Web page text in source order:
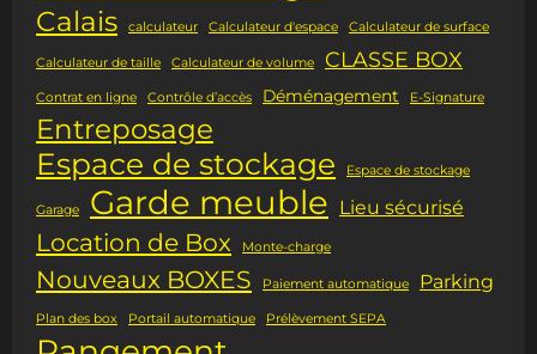
Calais calculateur Calculateur d'espace Calculateur de surface
Calculateur de taille Calculateur de volume CLASSE BOX
Contrat en ligne Contrôle d’accès Déménagement E-Signature
Entreposage
Espace de stockage Espace de stockage
Garage Garde meuble Lieu sécurisé
Location de Box Monte-charge
Nouveaux BOXES Paiement automatique Parking
Plan des box Portail automatique Prélèvement SEPA